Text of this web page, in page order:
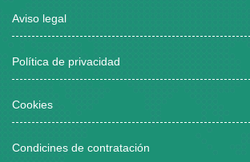
Aviso legal
Política de privacidad
Cookies
Condicines de contratación